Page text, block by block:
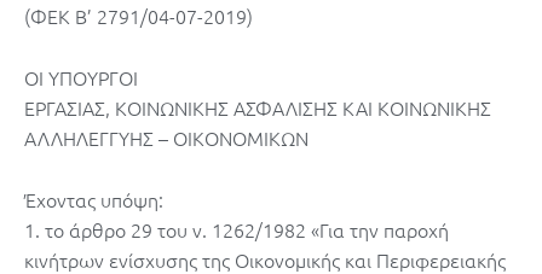
(ΦΕΚ Β’ 2791/04-07-2019)
ΟΙ ΥΠΟΥΡΓΟΙ
ΕΡΓΑΣΙΑΣ, ΚΟΙΝΩΝΙΚΗΣ ΑΣΦΑΛΙΣΗΣ ΚΑΙ ΚΟΙΝΩΝΙΚΗΣ
ΑΛΛΗΛΕΓΓΥΗΣ – ΟΙΚΟΝΟΜΙΚΩΝ
Έχοντας υπόψη:
1. το άρθρο 29 του ν. 1262/1982 «Για την παροχή
κινήτρων ενίσχυσης της Οικονομικής και Περιφερειακής